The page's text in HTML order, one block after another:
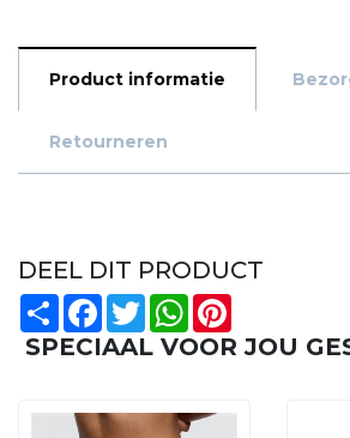
Product informatie
Retourneren
DEEL DIT PRODUCT
Share Facebook
TwitterWhatsApp
SPECIAAL VOOR JOU